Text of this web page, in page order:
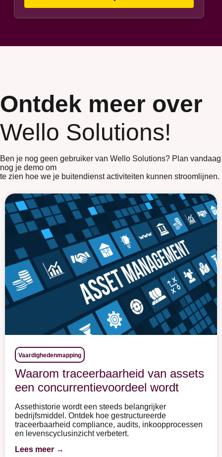
Ontdek meer over
Wello Solutions!
Ben je nog geen gebruiker van Wello Solutions? Plan vandaag
nog je demo om
te zien hoe we je buitendienst activiteiten kunnen stroomlijnen.
Vaardighedenmapping
Waarom traceerbaarheid van assets
een concurrentievoordeel wordt
Assethistorie wordt een steeds belangrijker
bedrijfsmiddel. Ontdek hoe gestructureerde
traceerbaarheid compliance, audits, inkoopprocessen
en levenscyclusinzicht verbetert.
Lees meer →